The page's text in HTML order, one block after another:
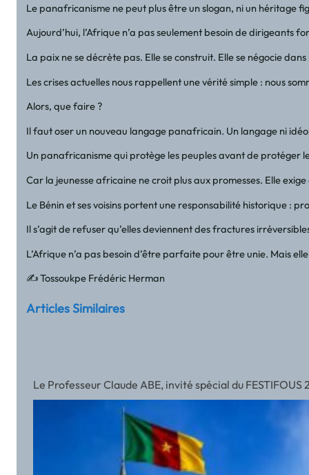
Le panafricanisme ne peut plus être un slogan, ni un héritage
Aujourd’hui, l’Afrique n’a pas seulement besoin de dirigeants
La paix ne se décrète pas. Elle se construit. Elle se négocie
Les crises actuelles nous rappellent une vérité simple : nous
Alors, que faire ?
Il faut oser un nouveau langage panafricain. Un langage ni
Un panafricanisme qui protège les peuples avant de protéger
Car la jeunesse africaine ne croit plus aux promesses. Elle
Le Bénin et ses voisins portent une responsabilité historique :
Il s’agit de refuser qu’elles deviennent des fractures
L’Afrique n’a pas besoin d’être parfaite pour être unie. Mais
✍️ Tossoukpe Frédéric Herman
Articles Similaires
Le Professeur Claude ABE, invité spécial du FESTIFOUS